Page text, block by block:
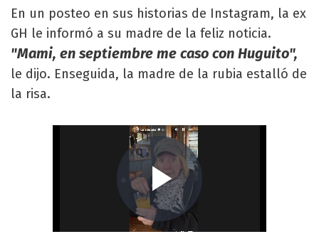
En un posteo en sus historias de Instagram, la ex
GH le informó a su madre de la feliz noticia.
"Mami, en septiembre me caso con Huguito",
le dijo. Enseguida, la madre de la rubia estalló de
la risa.